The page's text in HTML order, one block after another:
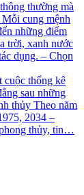
thường mà
cung mệnh
những điểm
trời, xanh nước
dụng. – Chọn
cuộc thống kê
sau những
thủy Theo năm
2034 –
phong thủy, tin…